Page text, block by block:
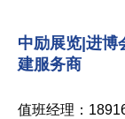
中励展览|进博
建服务商
值班经理：